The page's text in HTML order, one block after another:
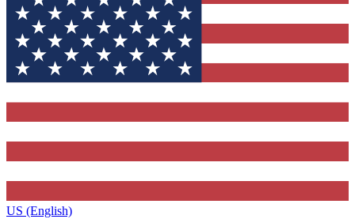
US (English)